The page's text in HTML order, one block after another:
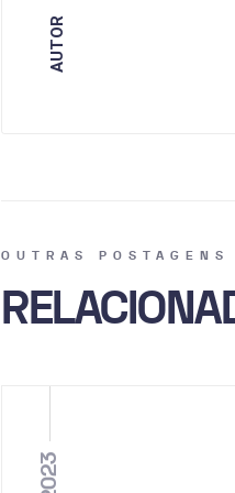
AUTOR
OUTRAS POSTAGENS